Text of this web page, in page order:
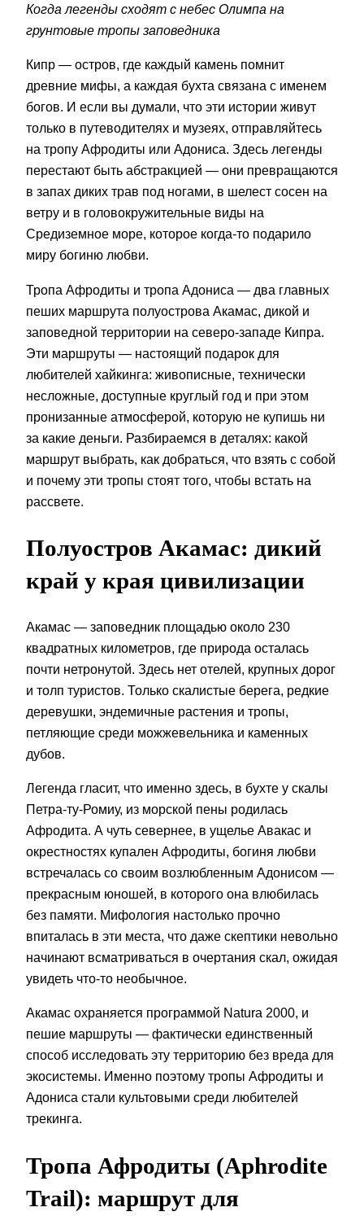
Когда легенды сходят с небес Олимпа на
грунтовые тропы заповедника
Кипр — остров, где каждый камень помнит
древние мифы, а каждая бухта связана с именем
богов. И если вы думали, что эти истории живут
только в путеводителях и музеях, отправляйтесь
на тропу Афродиты или Адониса. Здесь легенды
перестают быть абстракцией — они превращаются
в запах диких трав под ногами, в шелест сосен на
ветру и в головокружительные виды на
Средиземное море, которое когда-то подарило
миру богиню любви.
Тропа Афродиты и тропа Адониса — два главных
пеших маршрута полуострова Акамас, дикой и
заповедной территории на северо-западе Кипра.
Эти маршруты — настоящий подарок для
любителей хайкинга: живописные, технически
несложные, доступные круглый год и при этом
пронизанные атмосферой, которую не купишь ни
за какие деньги. Разбираемся в деталях: какой
маршрут выбрать, как добраться, что взять с собой
и почему эти тропы стоят того, чтобы встать на
рассвете.
Полуостров Акамас: дикий
край у края цивилизации
Акамас — заповедник площадью около 230
квадратных километров, где природа осталась
почти нетронутой. Здесь нет отелей, крупных дорог
и толп туристов. Только скалистые берега, редкие
деревушки, эндемичные растения и тропы,
петляющие среди можжевельника и каменных
дубов.
Легенда гласит, что именно здесь, в бухте у скалы
Петра-ту-Ромиу, из морской пены родилась
Афродита. А чуть севернее, в ущелье Авакас и
окрестностях купален Афродиты, богиня любви
встречалась со своим возлюбленным Адонисом —
прекрасным юношей, в которого она влюбилась
без памяти. Мифология настолько прочно
впиталась в эти места, что даже скептики невольно
начинают всматриваться в очертания скал, ожидая
увидеть что-то необычное.
Акамас охраняется программой Natura 2000, и
пешие маршруты — фактически единственный
способ исследовать эту территорию без вреда для
экосистемы. Именно поэтому тропы Афродиты и
Адониса стали культовыми среди любителей
трекинга.
Тропа Афродиты (Aphrodite
Trail): маршрут для